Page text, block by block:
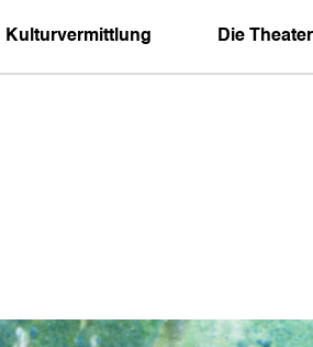
Kulturvermittlung Die Theater